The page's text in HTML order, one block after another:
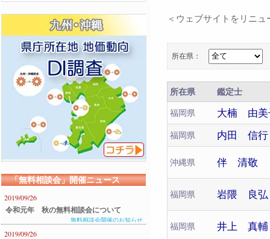
＜ウェブサイトをリニ
所在県：
所在県 鑑定士
福岡県 大楠 由美
福岡県 内田 信行
沖縄県 伴 清敬
福岡県 岩隈 良弘
福岡県 井上 真輔
「無料相談会」開催ニュース
2019/09/26
令和元年 秋の無料相談会について
無料相談会開催のお知らせ
2019/09/26